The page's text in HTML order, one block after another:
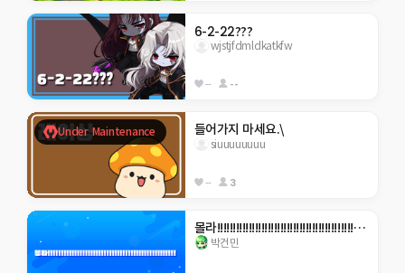
6-2-22???
wjstjfdmldkatkfw
-- --
Under Maintenance 들어가지 마세요.\
siuuuuuuuu
-- 3
몰라!!!!!!!!!!!!!!!!!!!!!!!!!!!!!!!!!!!!!!!!!!!!!!!!
박건민